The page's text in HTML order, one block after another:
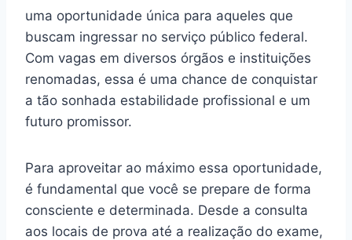
uma oportunidade única para aqueles que
buscam ingressar no serviço público federal.
Com vagas em diversos órgãos e instituições
renomadas, essa é uma chance de conquistar
a tão sonhada estabilidade profissional e um
futuro promissor.
Para aproveitar ao máximo essa oportunidade,
é fundamental que você se prepare de forma
consciente e determinada. Desde a consulta
aos locais de prova até a realização do exame,